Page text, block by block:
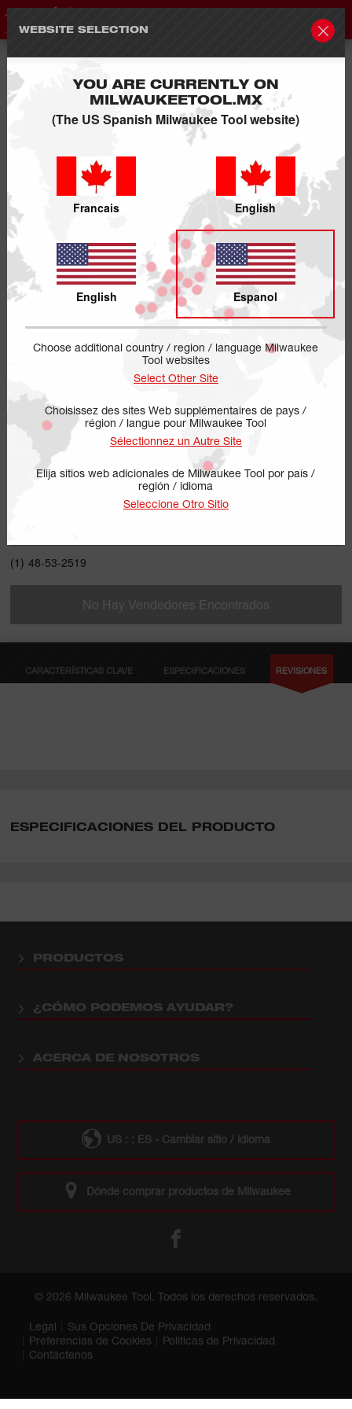
WEBSITE SELECTION
YOU ARE CURRENTLY ON
MILWAUKEETOOL.MX
(The US Spanish Milwaukee Tool website)
Francais English
English Espanol
Choose additional country / region / language Milwaukee
Tool websites
Select Other Site
Choisissez des sites Web supplémentaires de pays /
région / langue pour Milwaukee Tool
Sélectionnez un Autre Site
Elija sitios web adicionales de Milwaukee Tool por país /
región / idioma
Seleccione Otro Sitio
(1) 48-53-2519
No Hay Vendedores Encontrados
CARACTERÍSTICAS CLAVE ESPECIFICACIONES REVISIONES
ESPECIFICACIONES DEL PRODUCTO
PRODUCTOS
¿CÓMO PODEMOS AYUDAR?
ACERCA DE NOSOTROS
US : : ES - Cambiar sitio / idioma
Dónde comprar productos de Milwaukee
© 2026 Milwaukee Tool. Todos los derechos reservados.
Legal
Sus Opciones De Privacidad
Preferencias de Cookies
Políticas de Privacidad
Contáctenos